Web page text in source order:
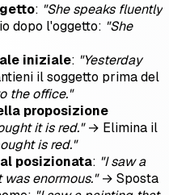
: "She speaks fluently
dopo l'oggetto: "She
iniziale: "Yesterday
il soggetto prima del
the office."
proposizione
it is red."→ Elimina il
is red."
posizionata: "I saw a
enormous."→ Sposta